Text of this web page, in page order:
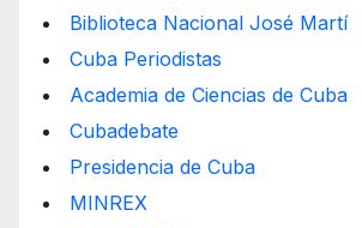
Biblioteca Nacional José Martí
Cuba Periodistas
Academia de Ciencias de Cuba
Cubadebate
Presidencia de Cuba
MINREX